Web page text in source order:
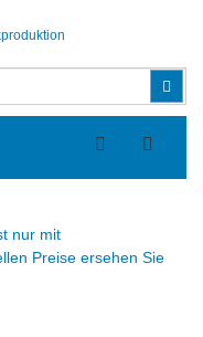
nur mit
Preise ersehen Sie